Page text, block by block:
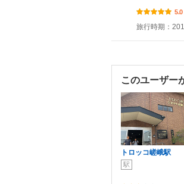
5.0
旅行時期：
このユーザー
トロッコ嵯峨駅
駅